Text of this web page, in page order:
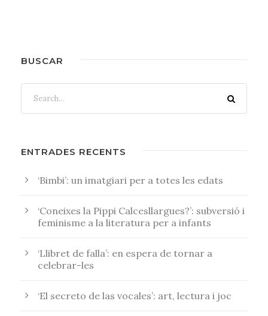
BUSCAR
ENTRADES RECENTS
‘Bimbi’: un imatgiari per a totes les edats
‘Coneixes la Pippi Calcesllargues?’: subversió i
feminisme a la literatura per a infants
‘Llibret de falla’: en espera de tornar a
celebrar-les
‘El secreto de las vocales’: art, lectura i joc